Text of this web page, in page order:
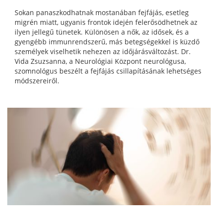
Sokan panaszkodhatnak mostanában fejfájás, esetleg
migrén miatt, ugyanis frontok idején felerősödhetnek az
ilyen jellegű tünetek. Különösen a nők, az idősek, és a
gyengébb immunrendszerű, más betegségekkel is küzdő
személyek viselhetik nehezen az időjárásváltozást. Dr.
Vida Zsuzsanna, a Neurológiai Központ neurológusa,
szomnológus beszélt a fejfájás csillapításának lehetséges
módszereiről.